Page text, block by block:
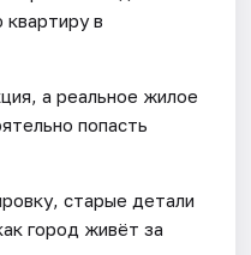
в
а реальное жилое
попасть
старые детали
город живёт за